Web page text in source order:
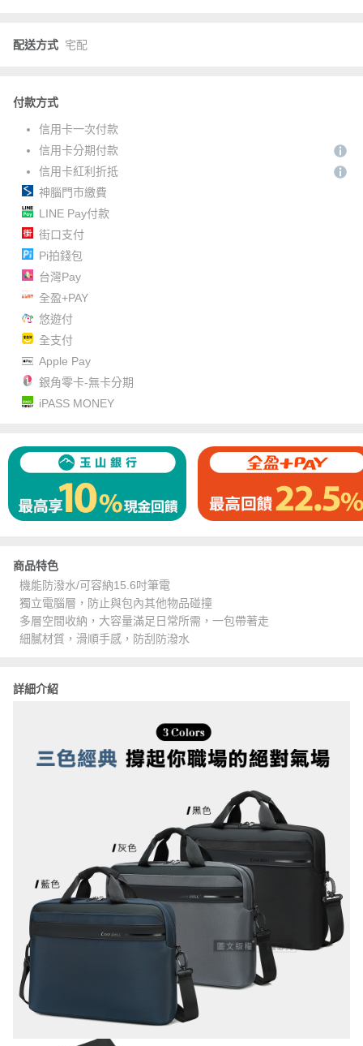
配送方式 宅配
付款方式
信用卡一次付款
信用卡分期付款
信用卡紅利折抵
神腦門市繳費
LINE Pay付款
街口支付
Pi拍錢包
台灣Pay
全盈+PAY
悠遊付
全支付
Apple Pay
銀角零卡-無卡分期
iPASS MONEY
商品特色
機能防潑水/可容納15.6吋筆電
獨立電腦層，防止與包內其他物品碰撞
多層空間收納，大容量滿足日常所需，一包帶著走
細膩材質，滑順手感，防刮防潑水
詳細介紹